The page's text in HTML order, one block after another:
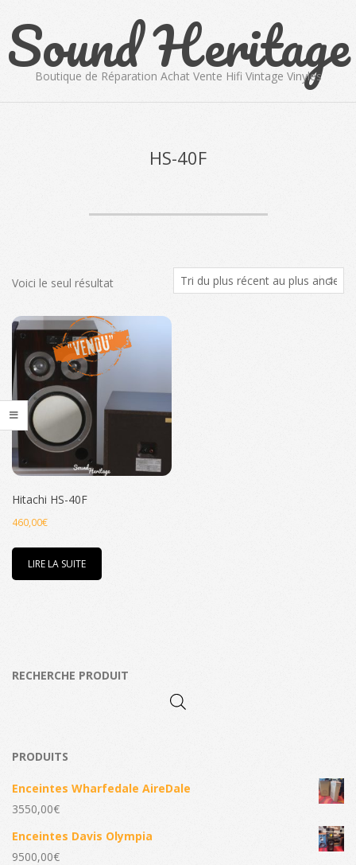
content
Sound Heritage
Boutique de Réparation Achat Vente Hifi Vintage Vinyles
HS-40F
Voici le seul résultat
Hitachi HS-40F
460,00€
LIRE LA SUITE
RECHERCHE PRODUIT
PRODUITS
Enceintes Wharfedale AireDale
3550,00€
Enceintes Davis Olympia
9500,00€